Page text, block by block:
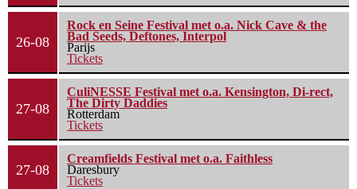
26-08
Rock en Seine Festival met o.a. Nick Cave & the
Bad Seeds, Deftones, Interpol
Parijs
Tickets
27-08
CuliNESSE Festival met o.a. Kensington, Di-rect,
The Dirty Daddies
Rotterdam
Tickets
27-08
Creamfields Festival met o.a. Faithless
Daresbury
Tickets